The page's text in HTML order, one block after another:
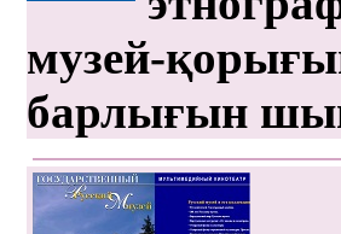
музей-
барлығын